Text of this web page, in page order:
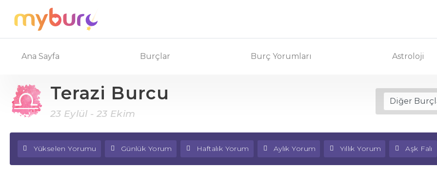
Ana Sayfa Burçlar Burç Yorumları Astroloji
Terazi Burcu
23 Eylül - 23 Ekim
Yükselen Yorumu Günlük Yorum Haftalık Yorum Aylık Yorum Yıllık Yorum Aşk Falı